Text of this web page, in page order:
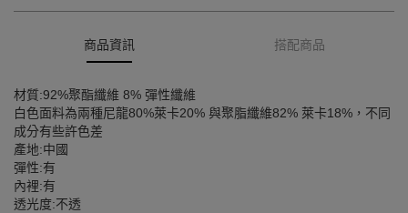
商品資訊 搭配商品
材質:92%聚酯纖維 8% 彈性纖維
白色面料為兩種尼龍80%萊卡20% 與聚脂纖維82% 萊卡18%，不同
成分有些許色差
產地:中國
彈性:有
內裡:有
透光度:不透